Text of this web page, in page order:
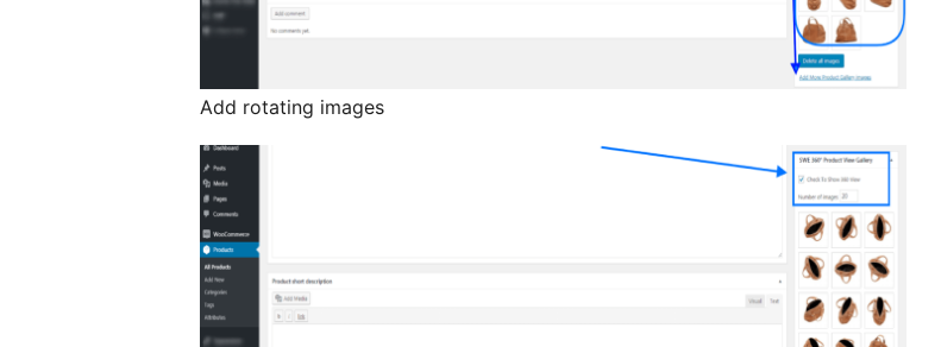
Add rotating images